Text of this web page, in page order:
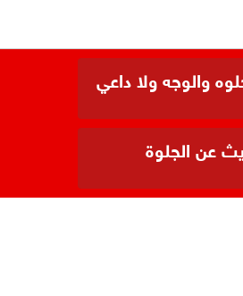
والوجه ولا داعي
عن الجلوة